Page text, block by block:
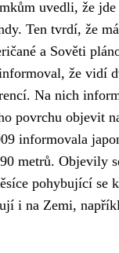
uvedli, že
Ten tvrdí, že
a Sověti
že
Na nich
povrchu
informovala
metrů.
pohybující
i na Zemi,